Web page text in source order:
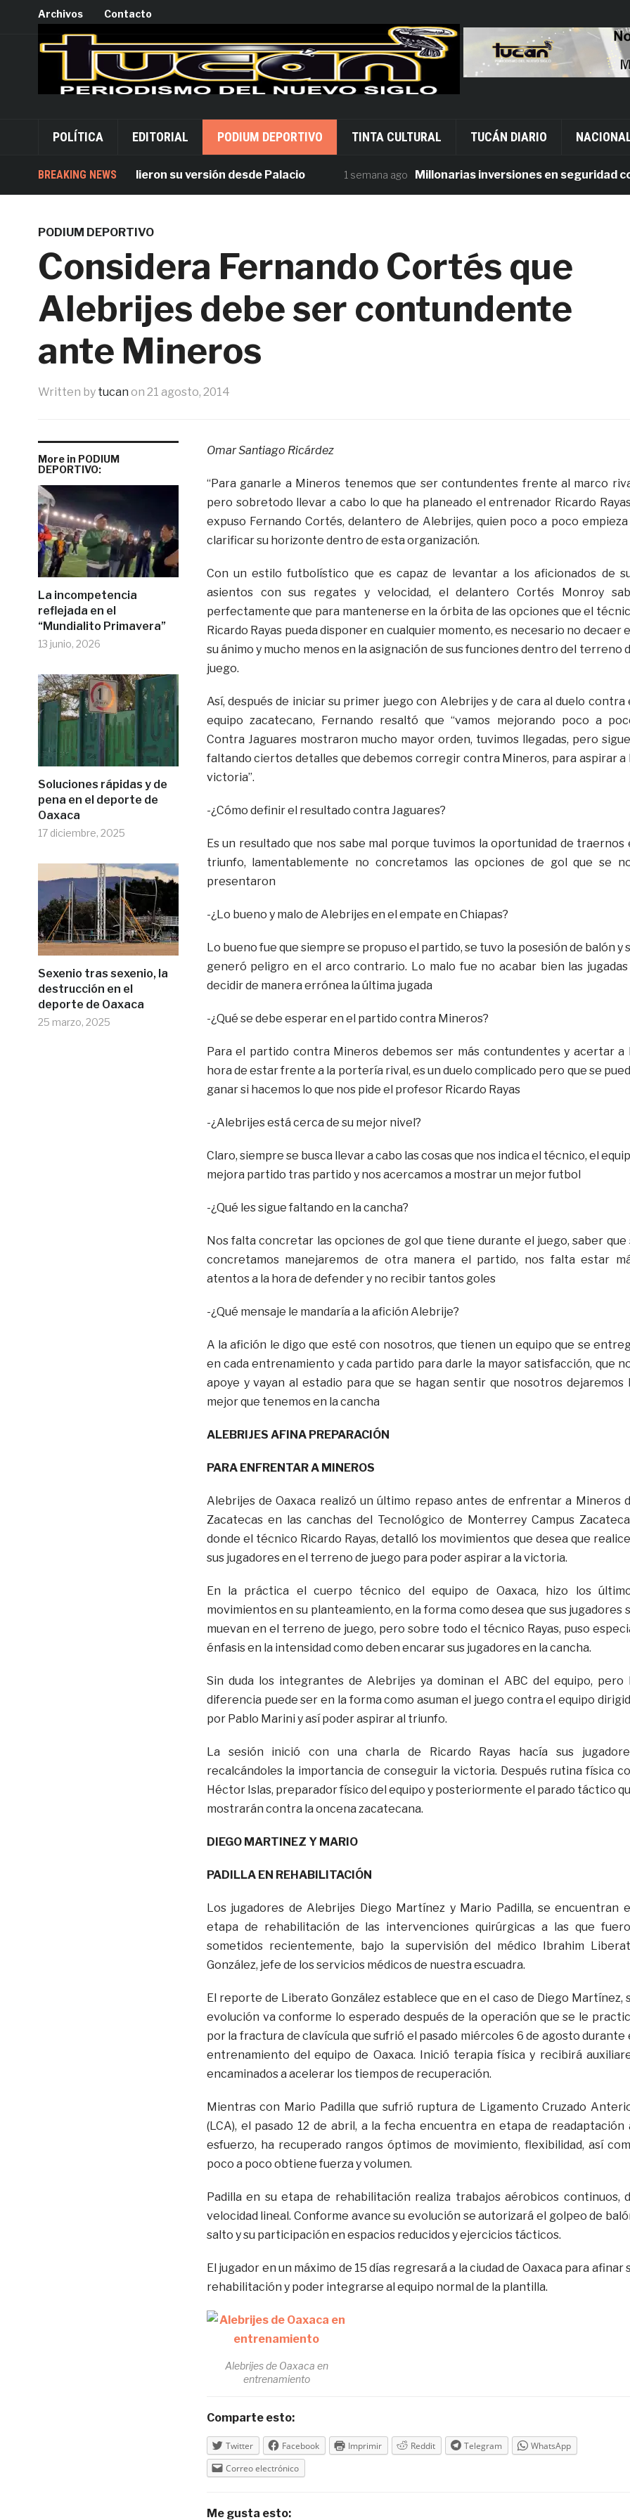
Archivos Contacto
POLÍTICA EDITORIAL PODIUM DEPORTIVO TINTA CULTURAL TUCÁN DIARIO
BREAKING NEWS
Alejandro Leyva dieron su versión desde Palacio 1 semana ago Millonarias inversiones en seguridad
PODIUM DEPORTIVO
Considera Fernando Cortés que
Alebrijes debe ser contundente
ante Mineros
Written by tucan on 21 agosto, 2014
More in PODIUM
DEPORTIVO:
La incompetencia
reflejada en el
“Mundialito Primavera”
13 junio, 2026
Soluciones rápidas y de
pena en el deporte de
Oaxaca
17 diciembre, 2025
Sexenio tras sexenio, la
destrucción en el
deporte de Oaxaca
25 marzo, 2025
Omar Santiago Ricárdez
“Para ganarle a Mineros tenemos que ser contundentes frente al marco
pero sobretodo llevar a cabo lo que ha planeado el entrenador Ricardo
expuso Fernando Cortés, delantero de Alebrijes, quien poco a poco empieza
clarificar su horizonte dentro de esta organización.
Con un estilo futbolístico que es capaz de levantar a los aficionados de
asientos con sus regates y velocidad, el delantero Cortés Monroy
perfectamente que para mantenerse en la órbita de las opciones que el
Ricardo Rayas pueda disponer en cualquier momento, es necesario no decaer
su ánimo y mucho menos en la asignación de sus funciones dentro del terreno
juego.
Así, después de iniciar su primer juego con Alebrijes y de cara al duelo contra
equipo zacatecano, Fernando resaltó que “vamos mejorando poco a
Contra Jaguares mostraron mucho mayor orden, tuvimos llegadas, pero
faltando ciertos detalles que debemos corregir contra Mineros, para aspirar a
victoria”.
-¿Cómo definir el resultado contra Jaguares?
Es un resultado que nos sabe mal porque tuvimos la oportunidad de traernos
triunfo, lamentablemente no concretamos las opciones de gol que se
presentaron
-¿Lo bueno y malo de Alebrijes en el empate en Chiapas?
Lo bueno fue que siempre se propuso el partido, se tuvo la posesión de balón y
generó peligro en el arco contrario. Lo malo fue no acabar bien las
decidir de manera errónea la última jugada
-¿Qué se debe esperar en el partido contra Mineros?
Para el partido contra Mineros debemos ser más contundentes y acertar a
hora de estar frente a la portería rival, es un duelo complicado pero que se
ganar si hacemos lo que nos pide el profesor Ricardo Rayas
-¿Alebrijes está cerca de su mejor nivel?
Claro, siempre se busca llevar a cabo las cosas que nos indica el técnico, el
mejora partido tras partido y nos acercamos a mostrar un mejor futbol
-¿Qué les sigue faltando en la cancha?
Nos falta concretar las opciones de gol que tiene durante el juego, saber que
concretamos manejaremos de otra manera el partido, nos falta estar
atentos a la hora de defender y no recibir tantos goles
-¿Qué mensaje le mandaría a la afición Alebrije?
A la afición le digo que esté con nosotros, que tienen un equipo que se
en cada entrenamiento y cada partido para darle la mayor satisfacción, que
apoye y vayan al estadio para que se hagan sentir que nosotros dejaremos
mejor que tenemos en la cancha
ALEBRIJES AFINA PREPARACIÓN
PARA ENFRENTAR A MINEROS
Alebrijes de Oaxaca realizó un último repaso antes de enfrentar a Mineros
Zacatecas en las canchas del Tecnológico de Monterrey Campus
donde el técnico Ricardo Rayas, detalló los movimientos que desea que
sus jugadores en el terreno de juego para poder aspirar a la victoria.
En la práctica el cuerpo técnico del equipo de Oaxaca, hizo los
movimientos en su planteamiento, en la forma como desea que sus jugadores
muevan en el terreno de juego, pero sobre todo el técnico Rayas, puso
énfasis en la intensidad como deben encarar sus jugadores en la cancha.
Sin duda los integrantes de Alebrijes ya dominan el ABC del equipo, pero
diferencia puede ser en la forma como asuman el juego contra el equipo
por Pablo Marini y así poder aspirar al triunfo.
La sesión inició con una charla de Ricardo Rayas hacía sus
recalcándoles la importancia de conseguir la victoria. Después rutina física
Héctor Islas, preparador físico del equipo y posteriormente el parado táctico
mostrarán contra la oncena zacatecana.
DIEGO MARTINEZ Y MARIO
PADILLA EN REHABILITACIÓN
Los jugadores de Alebrijes Diego Martínez y Mario Padilla, se encuentran
etapa de rehabilitación de las intervenciones quirúrgicas a las que
sometidos recientemente, bajo la supervisión del médico Ibrahim
González, jefe de los servicios médicos de nuestra escuadra.
El reporte de Liberato González establece que en el caso de Diego Martínez,
evolución va conforme lo esperado después de la operación que se le
por la fractura de clavícula que sufrió el pasado miércoles 6 de agosto durante
entrenamiento del equipo de Oaxaca. Inició terapia física y recibirá
encaminados a acelerar los tiempos de recuperación.
Mientras con Mario Padilla que sufrió ruptura de Ligamento Cruzado
(LCA), el pasado 12 de abril, a la fecha encuentra en etapa de readaptación
esfuerzo, ha recuperado rangos óptimos de movimiento, flexibilidad, así
poco a poco obtiene fuerza y volumen.
Padilla en su etapa de rehabilitación realiza trabajos aérobicos continuos,
velocidad lineal. Conforme avance su evolución se autorizará el golpeo de
salto y su participación en espacios reducidos y ejercicios tácticos.
El jugador en un máximo de 15 días regresará a la ciudad de Oaxaca para afinar
rehabilitación y poder integrarse al equipo normal de la plantilla.
Alebrijes de Oaxaca en
entrenamiento
Comparte esto:
Twitter Facebook Imprimir Reddit Telegram
WhatsApp
Correo electrónico
Me gusta esto: